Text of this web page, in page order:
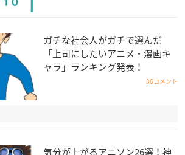
ガチな社会人がガチで選んだ
「上司にしたいアニメ・漫画キ
ャラ」ランキング発表！
36コメント
気分が上がるアニソン26選！神